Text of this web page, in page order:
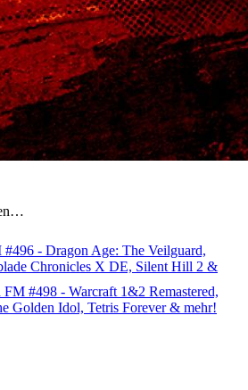
- Dragon Age: The Veilguard,
Chronicles X DE, Silent Hill 2 &
#498 - Warcraft 1&2 Remastered,
Golden Idol, Tetris Forever & mehr!